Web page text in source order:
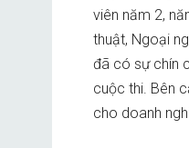
viên năm 2,
thuật, Ngoại
đã có sự chín
cuộc thi. Bên
cho doanh